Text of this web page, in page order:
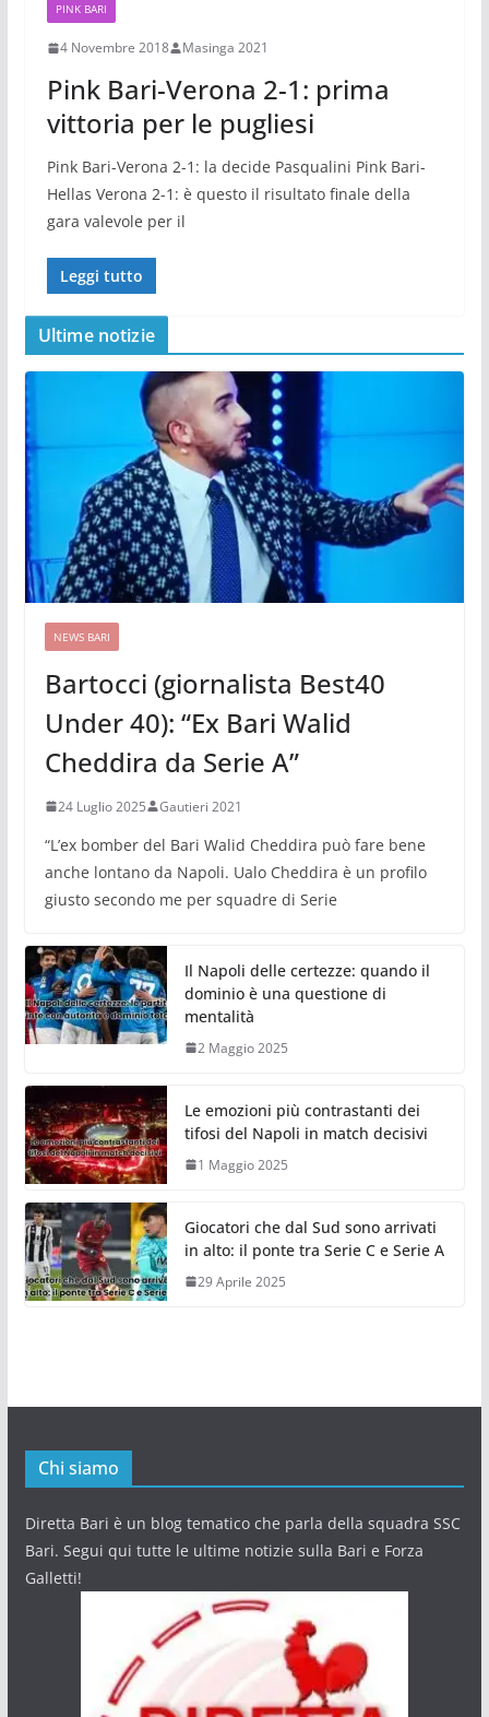
PINK BARI
4 Novembre 2018 Masinga 2021
Pink Bari-Verona 2-1: prima
vittoria per le pugliesi
Pink Bari-Verona 2-1: la decide Pasqualini Pink Bari-
Hellas Verona 2-1: è questo il risultato finale della
gara valevole per il
Leggi tutto
Ultime notizie
NEWS BARI
Bartocci (giornalista Best40
Under 40): “Ex Bari Walid
Cheddira da Serie A”
24 Luglio 2025 Gautieri 2021
“L’ex bomber del Bari Walid Cheddira può fare bene
anche lontano da Napoli. Ualo Cheddira è un profilo
giusto secondo me per squadre di Serie
Il Napoli delle certezze: quando il
dominio è una questione di
mentalità
2 Maggio 2025
Le emozioni più contrastanti dei
tifosi del Napoli in match decisivi
1 Maggio 2025
Giocatori che dal Sud sono arrivati
in alto: il ponte tra Serie C e Serie A
29 Aprile 2025
Chi siamo
Diretta Bari è un blog tematico che parla della squadra SSC
Bari. Segui qui tutte le ultime notizie sulla Bari e Forza
Galletti!